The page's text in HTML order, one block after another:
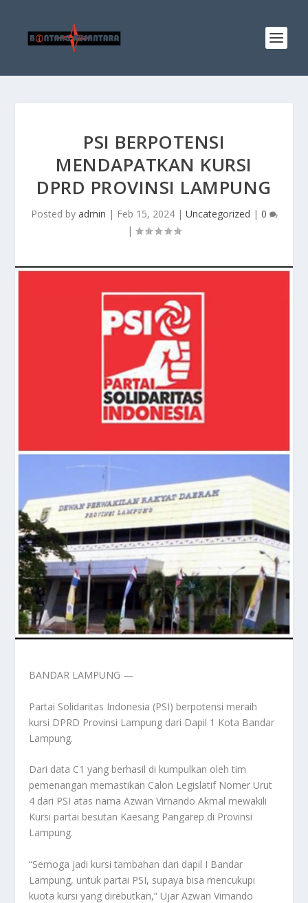
PSI BERPOTENSI
MENDAPATKAN KURSI
DPRD PROVINSI LAMPUNG
Posted by admin | Feb 15, 2024| Uncategorized | 0
|
BANDAR LAMPUNG —
Partai Solidaritas Indonesia (PSI) berpotensi meraih
kursi DPRD Provinsi Lampung dari Dapil 1 Kota Bandar
Lampung.
Dari data C1 yang berhasil di kumpulkan oleh tim
pemenangan memastikan Calon Legislatif Nomer Urut
4 dari PSI atas nama Azwan Virnando Akmal mewakili
Kursi partai besutan Kaesang Pangarep di Provinsi
Lampung.
“Semoga jadi kursi tambahan dari dapil I Bandar
Lampung, untuk partai PSI, supaya bisa mencukupi
kuota kursi yang direbutkan,” Ujar Azwan Virnando